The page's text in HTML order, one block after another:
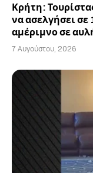
Κρήτη:
να ασελγήσει σε
αμέριμνο σε
7 Αυγούστου, 2026